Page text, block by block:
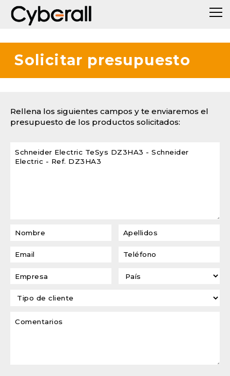
Solicitar presupuesto
Rellena los siguientes campos y te enviaremos el
presupuesto de los productos solicitados: